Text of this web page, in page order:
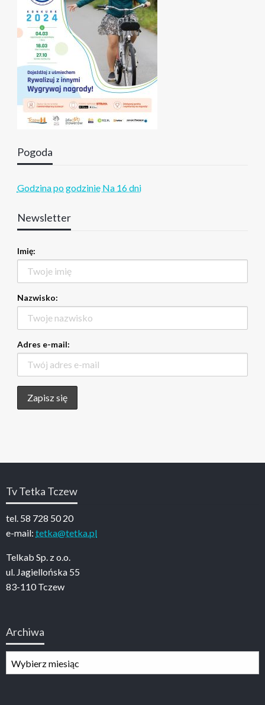
Pogoda
Godzina po godzinie Na 16 dni
Newsletter
Imię:
Nazwisko:
Adres e-mail:
Tv Tetka Tczew
tel. 58 728 50 20
e-mail: tetka@tetka.pl
Telkab Sp. z o.o.
ul. Jagiellońska 55
83-110 Tczew
Archiwa